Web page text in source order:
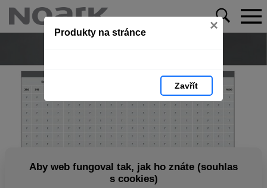
Produkty na stránce ×
Zavřít
Aby web fungoval tak, jak ho znáte (souhlas
s cookies)